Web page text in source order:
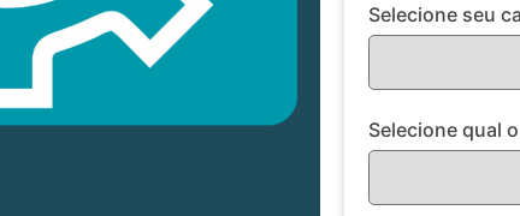
Selecione seu
Selecione qual